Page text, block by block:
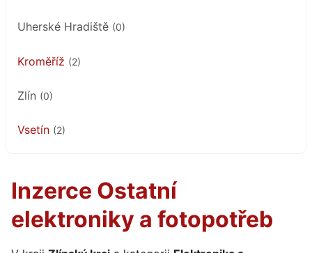
Uherské Hradiště (0)
Kroměříž (2)
Zlín (0)
Vsetín (2)
Inzerce Ostatní
elektroniky a fotopotřeb